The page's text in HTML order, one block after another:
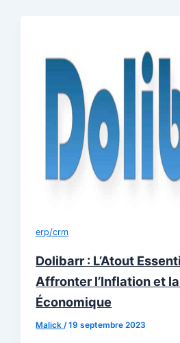
erp/crm
Dolibarr : L’Atout
Affronter l’Inflation et
Économique
Malick/19 septembre 2023